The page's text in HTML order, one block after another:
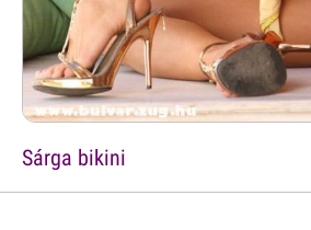
Sárga bikini